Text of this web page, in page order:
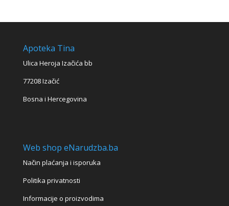
Apoteka Tina
Ulica Heroja Izačića bb
77208 Izačić
Bosna i Hercegovina
Web shop eNarudzba.ba
Način plaćanja i isporuka
Politika privatnosti
Informacije o proizvodima